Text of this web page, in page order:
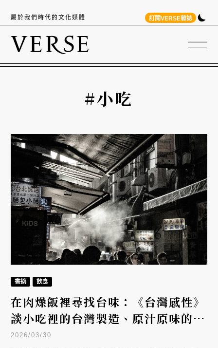
屬於我們時代的文化媒體 訂閱VERSE雜誌
#小吃
書摘 飲食
在肉燥飯裡尋找台味：《台灣感性》
談小吃裡的台灣製造、原汁原味的島
嶼性感
2026/03/30